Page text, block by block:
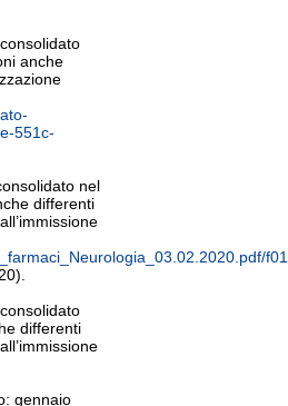
anche
551c-
nel
differenti
differenti
gennaio